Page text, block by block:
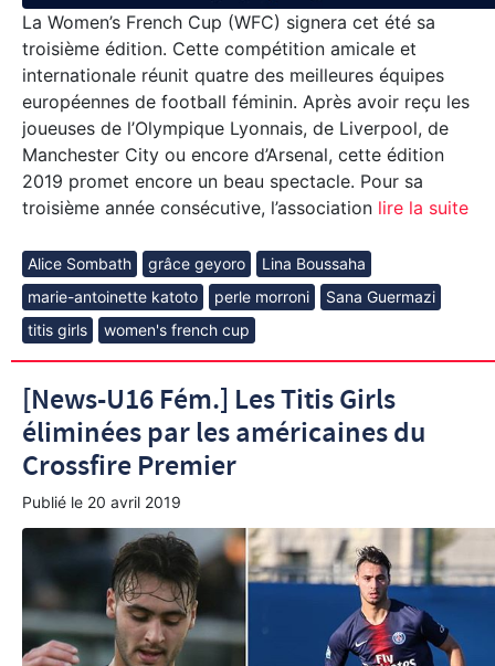
La Women’s French Cup (WFC) signera cet été sa
troisième édition. Cette compétition amicale et
internationale réunit quatre des meilleures équipes
européennes de football féminin. Après avoir reçu les
joueuses de l’Olympique Lyonnais, de Liverpool, de
Manchester City ou encore d’Arsenal, cette édition
2019 promet encore un beau spectacle. Pour sa
troisième année consécutive, l’association lire la suite
Alice Sombath grâce geyoro
Lina Boussaha
marie-antoinette katoto
perle morroni
Sana Guermazi
titis girls
women's french cup
[News-U16 Fém.] Les Titis Girls
éliminées par les américaines du
Crossfire Premier
Publié le 20 avril 2019